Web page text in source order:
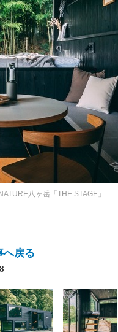
八ヶ岳「THE STAGE」
へ戻る